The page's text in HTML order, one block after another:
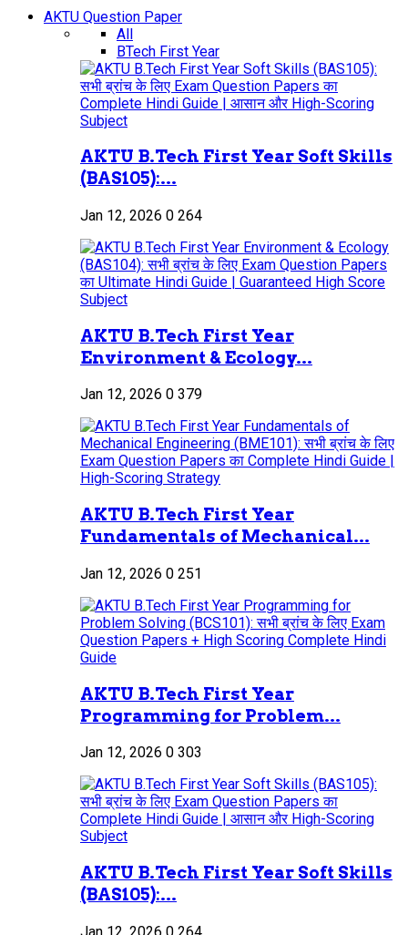
AKTU Question Paper
All
BTech First Year
AKTU B.Tech First Year Soft Skills
(BAS105):...
Jan 12, 2026 0 264
AKTU B.Tech First Year
Environment & Ecology...
Jan 12, 2026 0 379
AKTU B.Tech First Year
Fundamentals of Mechanical...
Jan 12, 2026 0 251
AKTU B.Tech First Year
Programming for Problem...
Jan 12, 2026 0 303
AKTU B.Tech First Year Soft Skills
(BAS105):...